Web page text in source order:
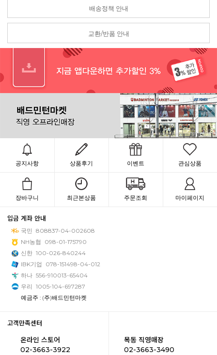
배송정책 안내
교환/반품 안내
공지사항 상품후기 이벤트 관심상품
장바구니 최근본상품 주문조회 마이페이지
입금 계좌 안내
국민 808837-04-002608
NH농협
098-01-175790
신한 100-026-840244
IBK기업
078-151498-04-012
하나 556-910013-65404
우리 1005-104-697287
예금주 : (주)배드민턴마켓
고객만족센터
온라인 스토어
02-3663-3922
목동 직영매장
02-3663-3490